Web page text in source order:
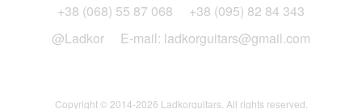
+38 (068) 55 87 068
+38 (095) 82 84 343
@Ladkor
E-mail: ladkorguitars@gmail.com
Copyright © 2014-2026 Ladkorguitars. All rights reserved.